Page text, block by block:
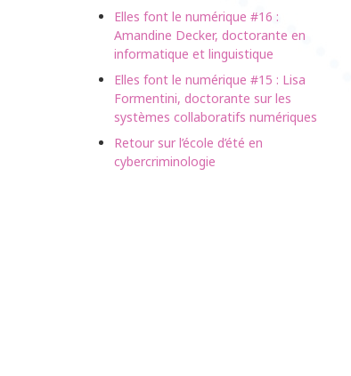
Elles font le numérique #16 :
Amandine Decker, doctorante en
informatique et linguistique
Elles font le numérique #15 : Lisa
Formentini, doctorante sur les
systèmes collaboratifs numériques
Retour sur l’école d’été en
cybercriminologie